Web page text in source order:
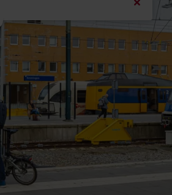
'Voor 't spoor naar morgen' laten
gebeurt en wat dat -
oplevert.